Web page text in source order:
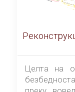
Целта на